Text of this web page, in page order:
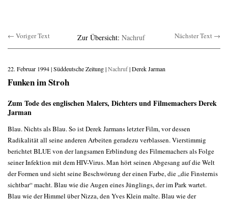
← Voriger Text Zur Übersicht: Nachruf Nächster Text →
22. Februar 1994 | Süddeutsche Zeitung |Nachruf| Derek Jarman
Funken im Stroh
Zum Tode des englischen Malers, Dichters und Filmemachers Derek
Jarman
Blau. Nichts als Blau. So ist Derek Jarmans letzter Film, vor dessen
Radikalität all seine anderen Arbeiten geradezu verblassen. Vierstimmig
berichtet BLUE von der langsamen Erblindung des Filmemachers als Folge
seiner Infektion mit dem HIV-Virus. Man hört seinen Abgesang auf die Welt
der Formen und sieht seine Beschwörung der einen Farbe, die „die Finsternis
sichtbar“ macht. Blau wie die Augen eines Jünglings, der im Park wartet.
Blau wie der Himmel über Nizza, den Yves Klein malte. Blau wie der